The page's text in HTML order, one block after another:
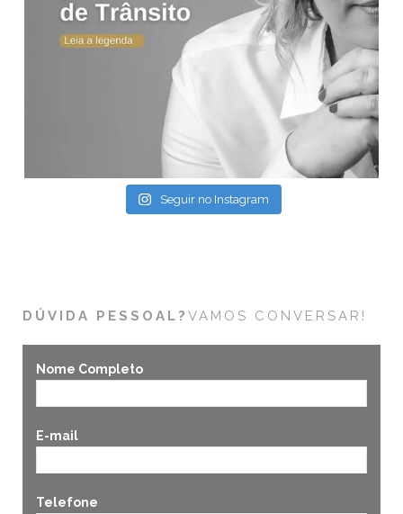
Seguir no Instagram
DÚVIDA PESSOAL? VAMOS CONVERSAR!
Nome Completo
E-mail
Telefone